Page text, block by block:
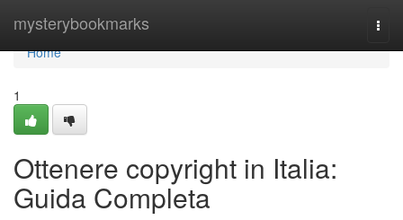
mysterybookmarks
Home
Home
1
Ottenere copyright in Italia:
Guida Completa